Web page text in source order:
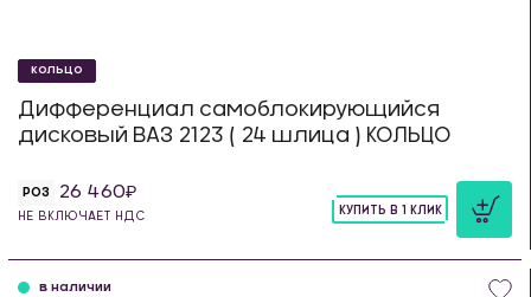
КОЛЬЦО
Дифференциал самоблокирующийся
дисковый ВАЗ 2123 ( 24 шлица ) КОЛЬЦО
РОЗ 26 460
НЕ ВКЛЮЧАЕТ НДС
КУПИТЬ В 1 КЛИК
в наличии